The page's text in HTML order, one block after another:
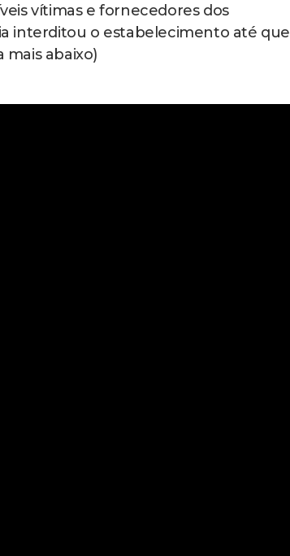
vítimas e fornecedores dos
interditou o estabelecimento até que
mais abaixo)